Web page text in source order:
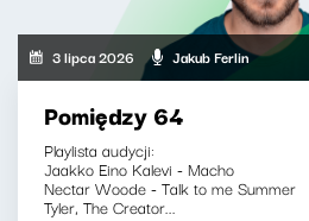
3 lipca 2026 Jakub Ferlin
Pomiędzy 64
Playlista audycji:
Jaakko Eino Kalevi - Macho
Nectar Woode - Talk to me Summer
Tyler, The Creator...